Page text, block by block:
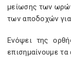
μείωσης των
των αποδοχών για
Ενόψει της
επισημαίνουμε